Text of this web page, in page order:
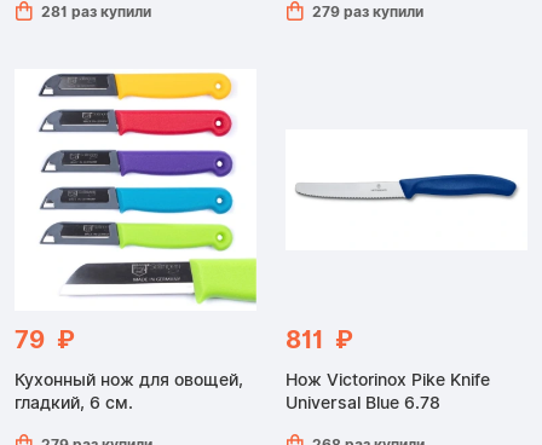
281 раз купили 279 раз купили
79 ₽
Кухонный нож для овощей,
гладкий, 6 см.
811 ₽
Нож Victorinox Pike Knife
Universal Blue 6.78